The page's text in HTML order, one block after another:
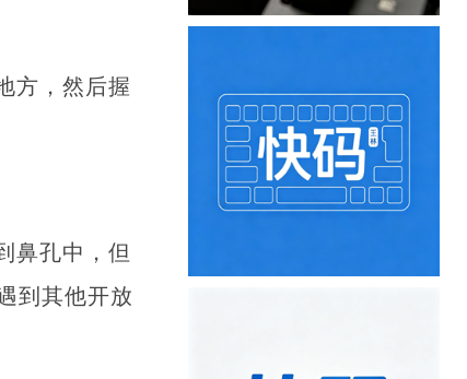
方，然后握
鼻孔中，但
到其他开放